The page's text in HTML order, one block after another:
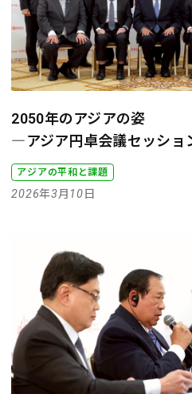
2050年のアジアの姿
―アジア円卓会議セッシ
アジアの平和と課題
2026年3月10日